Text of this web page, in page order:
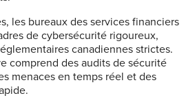
les bureaux des services financiers
de cybersécurité rigoureux,
canadiennes strictes.
comprend des audits de sécurité
menaces en temps réel et des